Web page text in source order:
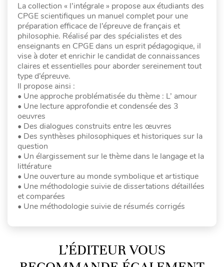
La collection « l’intégrale » propose aux étudiants des
CPGE scientifiques un manuel complet pour une
préparation efficace de l’épreuve de français et
philosophie. Réalisé par des spécialistes et des
enseignants en CPGE dans un esprit pédagogique, il
vise à doter et enrichir le candidat de connaissances
claires et essentielles pour aborder sereinement tout
type d’épreuve.
Il propose ainsi :
• Une approche problématisée du thème : L’ amour
• Une lecture approfondie et condensée des 3
oeuvres
• Des dialogues construits entre les œuvres
• Des synthèses philosophiques et historiques sur la
question
• Un élargissement sur le thème dans le langage et la
littérature
• Une ouverture au monde symbolique et artistique
• Une méthodologie suivie de dissertations détaillées
et comparées
• Une méthodologie suivie de résumés corrigés
L’ÉDITEUR VOUS